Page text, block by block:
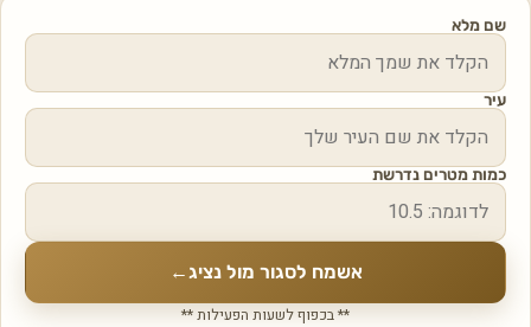
שם מלא
עיר
כמות מטרים נדרשת
אשמח לסגור מול נציג←
** בכפוף לשעות הפעילות **